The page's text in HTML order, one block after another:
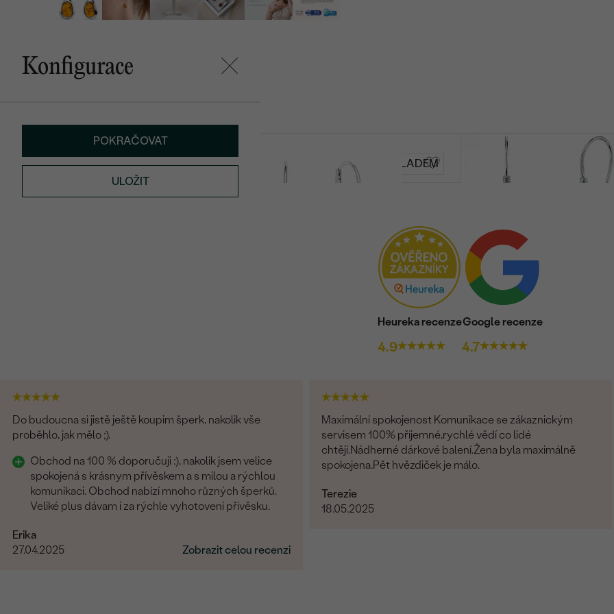
Konfigurace
POKRAČOVAT
ULOŽIT
6 190 Kč SKLADEM 3 590 Kč SKLADEM 6 690 Kč
Heureka recenze
4.9
Google recenze
4.7
Do budoucna si jistě ještě koupim šperk, nakolik vše
proběhlo, jak mělo ;).
Obchod na 100 % doporučuji :), nakolik jsem velice
spokojená s krásnym přívěskem a s milou a rýchlou
komunikaci. Obchod nabízí mnoho různých šperků.
Veliké plus dávam i za rýchle vyhotovení přívěsku.
Erika
27.04.2025
Zobrazit celou recenzi
Maximální spokojenost Komunikace se zákaznickým
servisem 100% příjemné,rychlé vědí co lidé
chtějí.Nádherné dárkové balení.Žena byla maximálně
spokojena.Pět hvězdiček je málo.
Terezie
18.05.2025